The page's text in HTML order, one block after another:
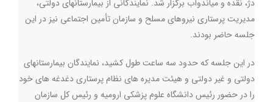
دژ، نقده و میاندوآب برگزار شد. نمایندگانی از بیمارستانهای دولتی،
مدیریت پرستاری نیروهای مسلح و سازمان تأمین اجتماعی نیز در این
جلسه حاضر بودند.
در این جلسه که حدود سه ساعت طول کشید، نمایندگان بیمارستانهای
دولتی و غیر دولتی و هیئت مدیره های نظام پرستاری دغدغه های خود
را در حضور رئیس دانشگاه علوم پزشکی ارومیه و رئیس کل سازمان